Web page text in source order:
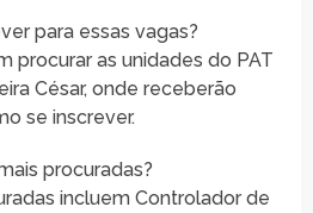
para essas vagas?
procurar as unidades do PAT
César, onde receberão
se inscrever.
procuradas?
incluem Controlador de